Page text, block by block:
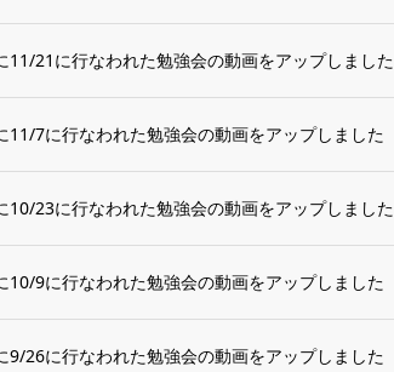
11/21に行なわれた勉強会の動画をアップしました
11/7に行なわれた勉強会の動画をアップしました
10/23に行なわれた勉強会の動画をアップしました
10/9に行なわれた勉強会の動画をアップしました
9/26に行なわれた勉強会の動画をアップしました